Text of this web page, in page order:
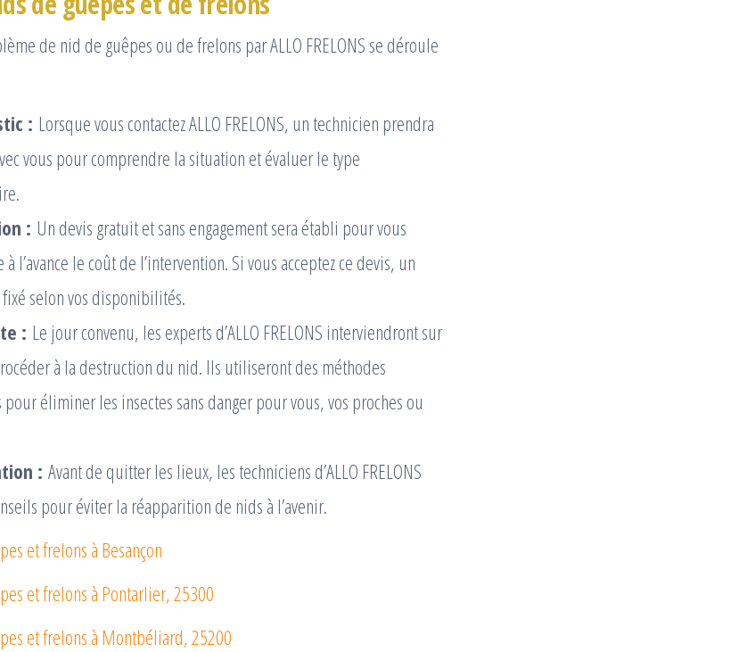
de nid de guêpes ou de frelons par ALLO FRELONS se déroule
: Lorsque vous contactez ALLO FRELONS, un technicien prendra
vous pour comprendre la situation et évaluer le type
: Un devis gratuit et sans engagement sera établi pour vous
l’avance le coût de l’intervention. Si vous acceptez ce devis, un
selon vos disponibilités.
: Le jour convenu, les experts d’ALLO FRELONS interviendront sur
à la destruction du nid. Ils utiliseront des méthodes
éliminer les insectes sans danger pour vous, vos proches ou
: Avant de quitter les lieux, les techniciens d’ALLO FRELONS
pour éviter la réapparition de nids à l’avenir.
et frelons à Besançon
et frelons à Pontarlier, 25300
et frelons à Montbéliard, 25200